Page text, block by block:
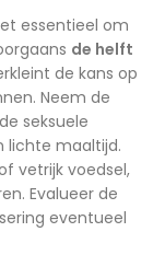
essentieel om
de helft
de kans op
Neem de
seksuele
lichte maaltijd.
vetrijk voedsel,
Evalueer de
eventueel